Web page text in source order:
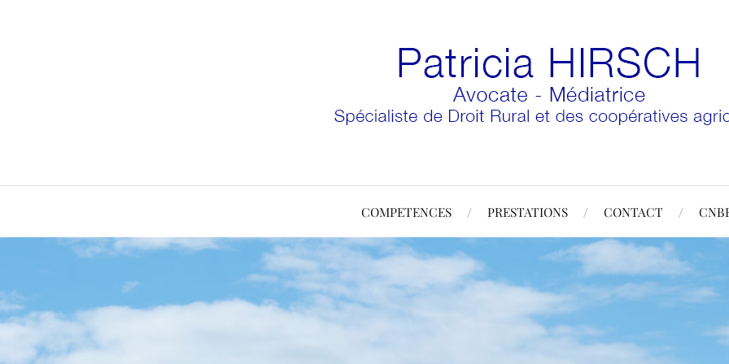
COMPETENCES PRESTATIONS CONTACT